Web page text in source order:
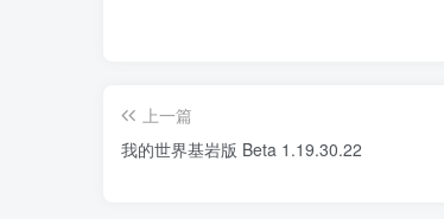
上一篇
我的世界基岩版 Beta 1.19.30.22